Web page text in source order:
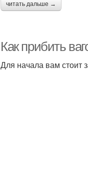
читать дальше →
Как прибить
Для начала вам стоит